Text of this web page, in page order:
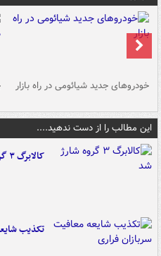
خودروهای جدید شیائومی در راه بازار
این مطالب را از دست ندهید....
کالابرگ ۳ گروه شارژ شد
تکذیب